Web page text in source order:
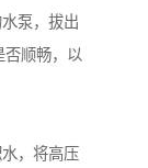
泵，拔出
否顺畅，以
，将高压